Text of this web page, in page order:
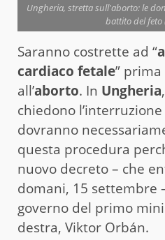
Ungheria, stretta sull'aborto: le
battito del feto
Saranno costrette ad “
cardiaco fetale”
all’aborto. In Ungheria
chiedono
dovranno
questa procedura
nuovo decreto – che
domani, 15 settembre
governo del primo
destra, Viktor Orbán.